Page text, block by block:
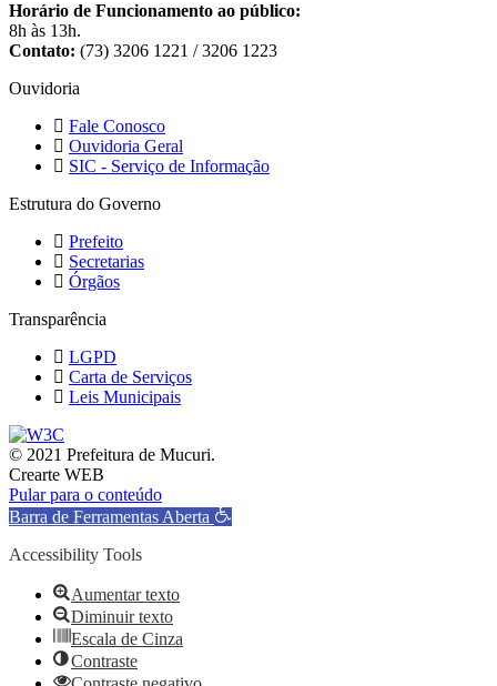
Horário de Funcionamento ao público:
8h às 13h.
Contato: (73) 3206 1221 / 3206 1223
Ouvidoria
Fale Conosco
Ouvidoria Geral
SIC - Serviço de Informação
Estrutura do Governo
Prefeito
Secretarias
Órgãos
Transparência
LGPD
Carta de Serviços
Leis Municipais
© 2021 Prefeitura de Mucuri.
Crearte WEB
Pular para o conteúdo
Barra de Ferramentas Aberta
Accessibility Tools
Aumentar texto
Diminuir texto
Escala de Cinza
Contraste